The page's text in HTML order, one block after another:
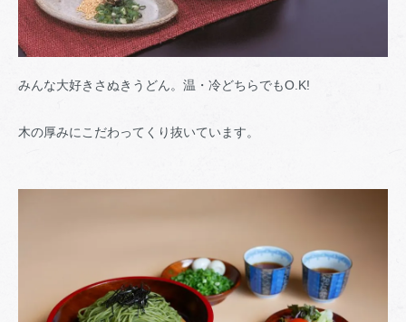
みんな大好きさぬきうどん。温・冷どちらでもO.K!
木の厚みにこだわってくり抜いています。